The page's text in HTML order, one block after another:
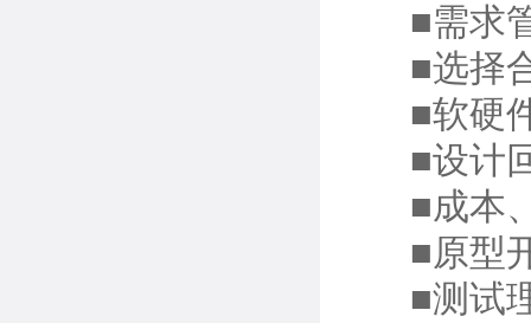
■需求
■选择合
■软硬
■设计
■成本、
■原型
■测试理